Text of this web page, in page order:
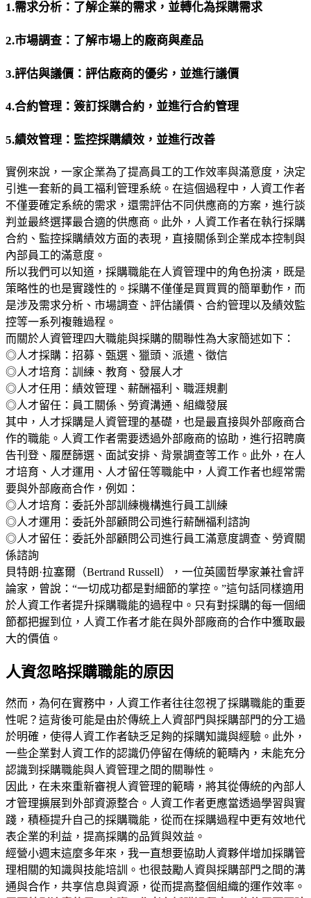
1.需求分析：了解企業的需求，並轉化為採購需求
2.市場調查：了解市場上的廠商與產品
3.評估與議價：評估廠商的優劣，並進行議價
4.合約管理：簽訂採購合約，並進行合約管理
5.績效管理：監控採購績效，並進行改善
實例來說，一家企業為了提高員工的工作效率與滿意度，決定
引進一套新的員工福利管理系統。在這個過程中，人資工作者
不僅要確定系統的需求，還需評估不同供應商的方案，進行談
判並最終選擇最合適的供應商。此外，人資工作者在執行採購
合約、監控採購績效方面的表現，直接關係到企業成本控制與
內部員工的滿意度。
所以我們可以知道，採購職能在人資管理中的角色扮演，既是
策略性的也是實踐性的。採購不僅僅是買買買的簡單動作，而
是涉及需求分析、市場調查、評估議價、合約管理以及績效監
控等一系列複雜過程。
而關於人資管理四大職能與採購的關聯性為大家簡述如下：
◎人才採購：招募、甄選、獵頭、派遣、徵信
◎人才培育：訓練、教育、發展人才
◎人才任用：績效管理、薪酬福利、職涯規劃
◎人才留任：員工關係、勞資溝通、組織發展
其中，人才採購是人資管理的基礎，也是最直接與外部廠商合
作的職能。人資工作者需要透過外部廠商的協助，進行招聘廣
告刊登、履歷篩選、面試安排、背景調查等工作。此外，在人
才培育、人才運用、人才留任等職能中，人資工作者也經常需
要與外部廠商合作，例如：
◎人才培育：委託外部訓練機構進行員工訓練
◎人才運用：委託外部顧問公司進行薪酬福利諮詢
◎人才留任：委託外部顧問公司進行員工滿意度調查、勞資關
係諮詢
貝特朗·拉塞爾（Bertrand Russell），一位英國哲學家兼社會評
論家，曾說：“一切成功都是對細節的掌控。”這句話同樣適用
於人資工作者提升採購職能的過程中。只有對採購的每一個細
節都把握到位，人資工作者才能在與外部廠商的合作中獲取最
大的價值。
人資忽略採購職能的原因
然而，為何在實務中，人資工作者往往忽視了採購職能的重要
性呢？這背後可能是由於傳統上人資部門與採購部門的分工過
於明確，使得人資工作者缺乏足夠的採購知識與經驗。此外，
一些企業對人資工作的認識仍停留在傳統的範疇內，未能充分
認識到採購職能與人資管理之間的關聯性。
因此，在未來重新審視人資管理的範疇，將其從傳統的內部人
才管理擴展到外部資源整合。人資工作者更應當透過學習與實
踐，積極提升自己的採購職能，從而在採購過程中更有效地代
表企業的利益，提高採購的品質與效益。
經營小週末這麼多年來，我一直想要協助人資夥伴增加採購管
理相關的知識與技能培訓。也很鼓勵人資與採購部門之間的溝
通與合作，共享信息與資源，從而提高整個組織的運作效率。